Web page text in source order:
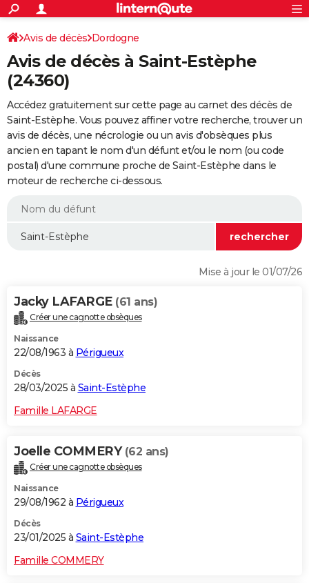
ACTUALITÉS
Politique
Société
Faits Divers
Education
Monde
Villes
+
SPORT
Coupe du monde 2026
Football
Tennis
Cyclisme
Rugby
Forum
FINANCE
Retraite
Impôts
Epargne
Immobilier
Risques naturels par ville
Banque
Assurance
Crédit
Essais
Réserver un essai
Citadines
Berlines
SUV
Forum auto
+
HIGH-TECH
Mobiles
Meilleur smartphone
Internet
Ordinateurs
Jeux vidéo
Guide high-tech
+BRICOLAGE
Forum
Aménagement intérieur
Extérieur
Cuisine
Salle de bains
Jardinage
Rangement
WEEK-END
Guides de France
Escapades
Patrimoine
Expositions
Musées
Week-end nature
LIFESTYLE
Alimentation
Guide de la santé
Maladies
Médicaments
Sommeil
VOYAGE
Destinations
City break
Voyage nature
Voyage de noces
Forum
Climat
+PHOTO
GUIDES D'ACHAT
BONS PLANS
CARTE DE VOEUX
Dictionnaire
Biographies
Citations
Expressions
Proverbes
PROGRAMME TV
COPAINS D'AVANT
S'inscrire
Se connecter
Lycées
Collèges
Primaires
Universités
Entreprises
Service militaire
Avis de recherche
AVIS DE DÉCÈS
Avis de décès Dordogne
Avis de décès à Saint-Estèphe
(24360)
Accédez gratuitement sur cette page au carnet des décès de
Saint-Estèphe. Vous pouvez affiner votre recherche, trouver un
avis de décès, une nécrologie ou un avis d'obsèques plus
ancien en tapant le nom d'un défunt et/ou le nom (ou code
postal) d'une commune proche de Saint-Estèphe dans le
moteur de recherche ci-dessous.
Mise à jour le 01/07/26
Jacky LAFARGE (61 ans)
Créer une cagnotte obsèques
Naissance
22/08/1963 à Périgueux
Décès
28/03/2025 à Saint-Estèphe
Famille LAFARGE
Joelle COMMERY (62 ans)
Créer une cagnotte obsèques
Naissance
29/08/1962 à Périgueux
Décès
23/01/2025 à Saint-Estèphe
Famille COMMERY